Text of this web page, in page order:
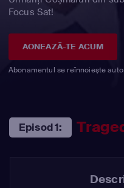
Focus Sat!
AONEAZĂ-TE ACUM
Abonamentul se reînnoiește
Episod 1: